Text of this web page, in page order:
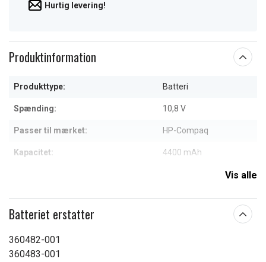
Hurtig levering!
Produktinformation
Produkttype: Batteri
Spænding: 10,8 V
Passer til mærket: HP-Compaq
Kapacitet: 4400 mAh
Vis alle
Batteriet erstatter
360482-001
360483-001